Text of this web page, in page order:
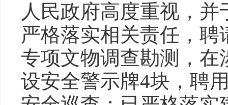
人民政府高度重视，并
严格落实相关责任，
专项文物调查勘测，
设安全警示牌4块，聘